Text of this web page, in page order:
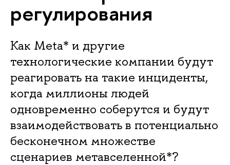
регулирования
Как Meta* и другие
технологические компании будут
реагировать на такие инциденты,
когда миллионы людей
одновременно соберутся и будут
взаимодействовать в потенциально
бесконечном множестве
сценариев метавселенной*?